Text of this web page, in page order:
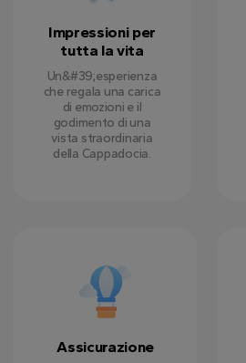
Impressioni per
tutta la vita
Un&#39;esperienza
che regala una carica
di emozioni e il
godimento di una
vista straordinaria
della Cappadocia.
Assicurazione